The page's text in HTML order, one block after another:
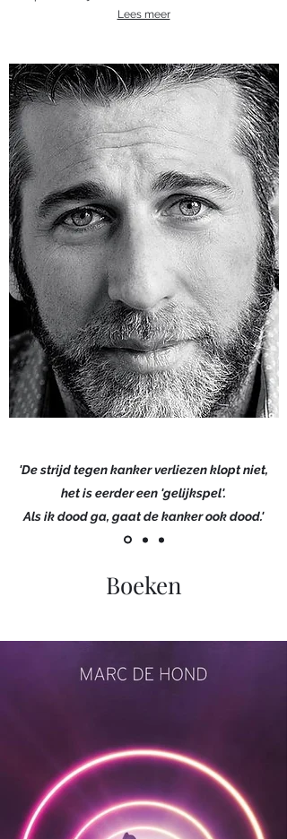
Lees meer
'De strijd tegen kanker verliezen klopt niet,
het is eerder een 'gelijkspel'.
Als ik dood ga, gaat de kanker ook dood.'
Boeken